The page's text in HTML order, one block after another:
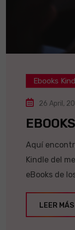
Ebooks
26 April,
Aquí
Kindle del
eBooks de
LEER MÁS